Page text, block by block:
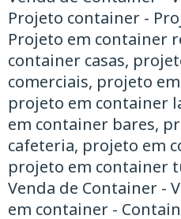
Projeto container -
Projeto em container
container casas,
comerciais, projeto
projeto em container
em container bares,
cafeteria, projeto em
projeto em container
Venda de Container -
em container -